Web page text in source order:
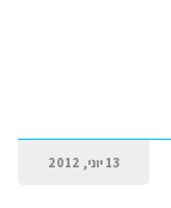
13 יוני, 2012